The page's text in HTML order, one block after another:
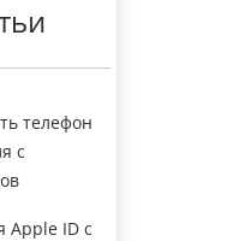
телефон
с
Apple ID с